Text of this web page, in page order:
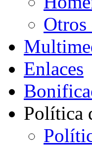
Otros
Enlaces
Política